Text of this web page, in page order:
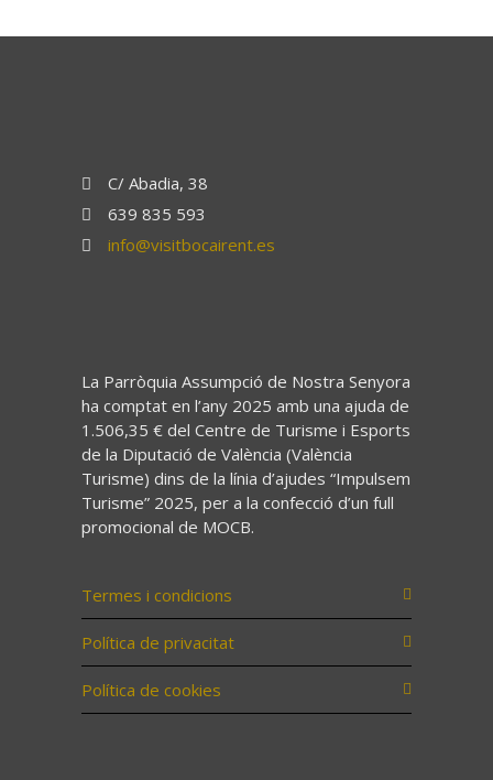
C/ Abadia, 38
639 835 593
info@visitbocairent.es
La Parròquia Assumpció de Nostra Senyora
ha comptat en l’any 2025 amb una ajuda de
1.506,35 € del Centre de Turisme i Esports
de la Diputació de València (València
Turisme) dins de la línia d’ajudes “Impulsem
Turisme” 2025, per a la confecció d’un full
promocional de MOCB.
Termes i condicions
Política de privacitat
Política de cookies